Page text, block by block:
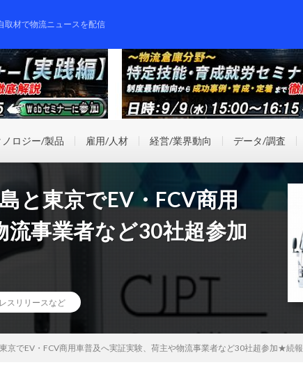
取材で物流ニュースを配信
ノロジー/製品 雇用/人材 経営/業界動向 データ/調査
と東京でEV・FCV商用
事業者など30社超参加
スリリースなど
京でEV・FCV商用車普及へ実証実験、荷主や物流事業者など30社超参加★続報